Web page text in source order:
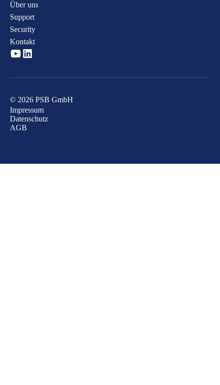
Über uns
Support
Security
Kontakt
© 2026 PSB GmbH
Impressum
Datenschutz
AGB